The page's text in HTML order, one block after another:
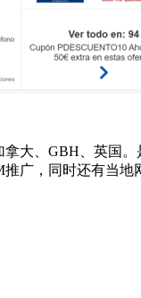
大、GBH、英国
推广，同时还有当